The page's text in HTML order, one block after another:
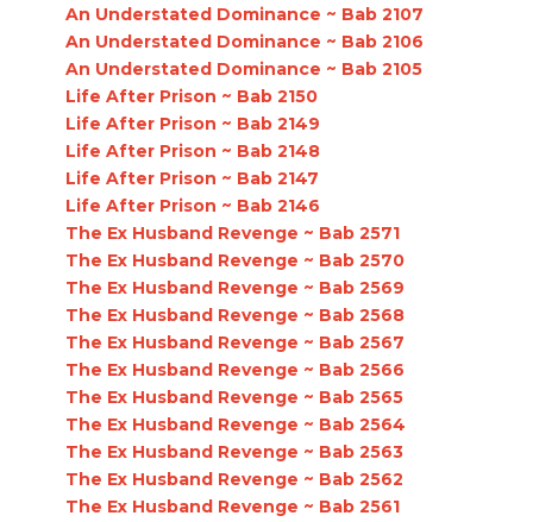
An Understated Dominance ~ Bab 2107
An Understated Dominance ~ Bab 2106
An Understated Dominance ~ Bab 2105
Life After Prison ~ Bab 2150
Life After Prison ~ Bab 2149
Life After Prison ~ Bab 2148
Life After Prison ~ Bab 2147
Life After Prison ~ Bab 2146
The Ex Husband Revenge ~ Bab 2571
The Ex Husband Revenge ~ Bab 2570
The Ex Husband Revenge ~ Bab 2569
The Ex Husband Revenge ~ Bab 2568
The Ex Husband Revenge ~ Bab 2567
The Ex Husband Revenge ~ Bab 2566
The Ex Husband Revenge ~ Bab 2565
The Ex Husband Revenge ~ Bab 2564
The Ex Husband Revenge ~ Bab 2563
The Ex Husband Revenge ~ Bab 2562
The Ex Husband Revenge ~ Bab 2561